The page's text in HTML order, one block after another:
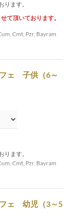
ます。
て頂いております。
Cmt, Pzr, Bayram
フェ 子供（6～
ます。
Cmt, Pzr, Bayram
フェ 幼児（3～5